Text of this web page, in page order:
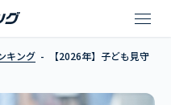
【2026年】子ども見守
キング
【2026年】子ども見守